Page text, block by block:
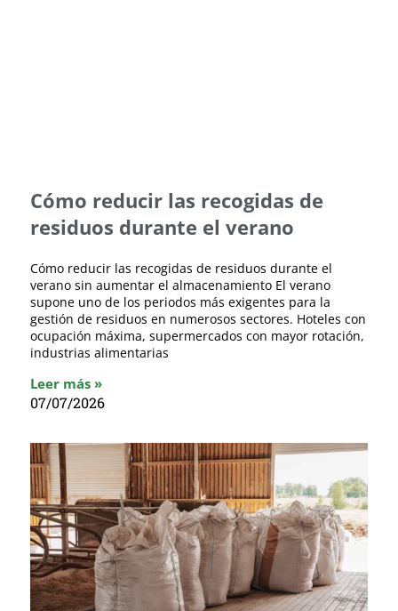
Cómo reducir las recogidas de
residuos durante el verano
Cómo reducir las recogidas de residuos durante el
verano sin aumentar el almacenamiento El verano
supone uno de los periodos más exigentes para la
gestión de residuos en numerosos sectores. Hoteles con
ocupación máxima, supermercados con mayor rotación,
industrias alimentarias
Leer más »
07/07/2026